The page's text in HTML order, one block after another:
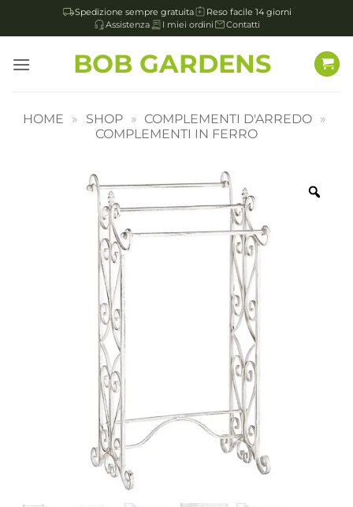
Spedizione sempre gratuita
Reso facile 14 giorni
Assistenza
I miei ordini Contatti
BOB GARDENS
HOME » SHOP » COMPLEMENTI D'ARREDO »
COMPLEMENTI IN FERRO